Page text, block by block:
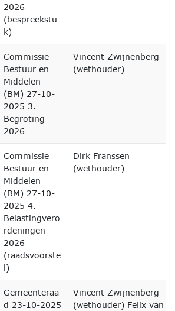
2026
(bespreekstu
k)
Commissie
Bestuur en
Middelen
(BM) 27-10-
2025 3.
Begroting
2026
Vincent Zwijnenberg
(wethouder)
Commissie
Bestuur en
Middelen
(BM) 27-10-
2025 4.
Belastingvero
rdeningen
2026
(raadsvoorste
l)
Dirk Franssen
(wethouder)
Gemeenteraa
d 23-10-2025
Vincent Zwijnenberg
(wethouder) Felix van